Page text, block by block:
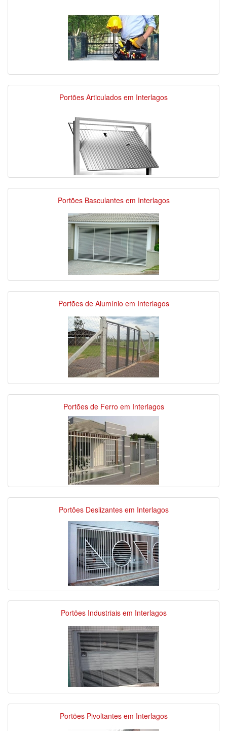
Portões Articulados em Interlagos
Portões Basculantes em Interlagos
Portões de Alumínio em Interlagos
Portões de Ferro em Interlagos
Portões Deslizantes em Interlagos
Portões Industriais em Interlagos
Portões Pivoltantes em Interlagos